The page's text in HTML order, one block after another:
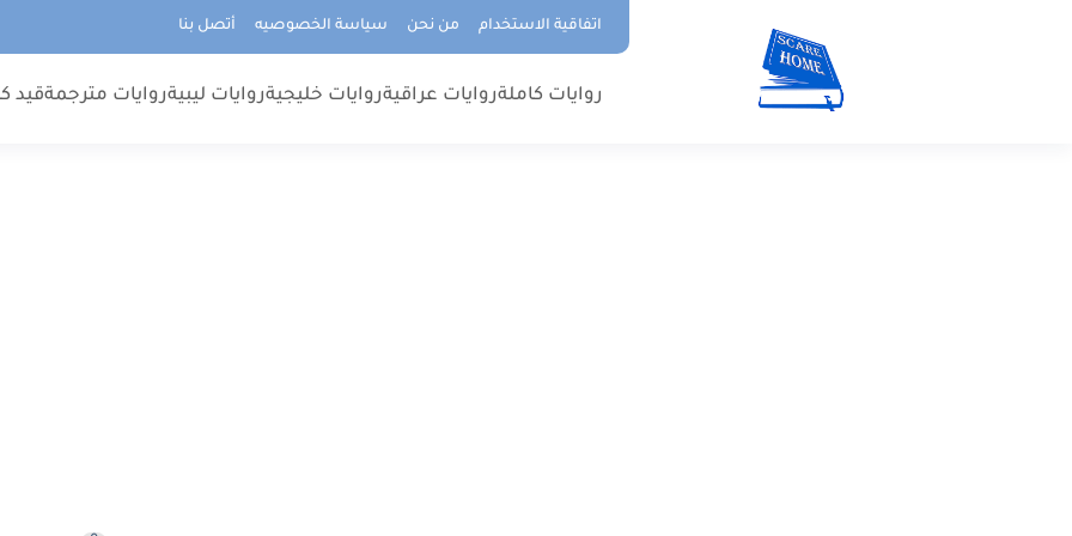
اتفاقية الاستخدام من نحن سياسة الخصوصيه أتصل بنا
روايات كاملةروايات عراقيةروايات خليجيةروايات ليبيةروايات مترجمةقيد